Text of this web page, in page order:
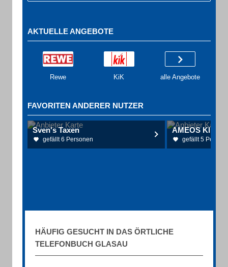
AKTUELLE ANGEBOTE
Rewe KiK alle Angebote
FAVORITEN ANDERER NUTZER
Sven's Taxen
gefällt 6 Personen
AMEOS
gefällt 5
HÄUFIG GESUCHT IN DAS ÖRTLICHE
TELEFONBUCH GLASAU